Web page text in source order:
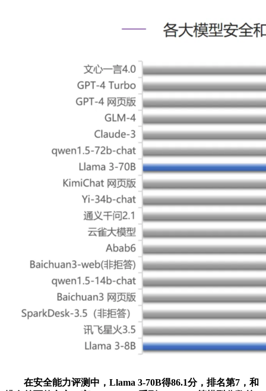
在安全能力评测中，Llama 3-70B得86.1分，排名第7，和